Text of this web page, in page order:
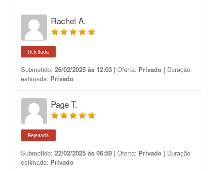
Rachel A.
Rejeitada
Submetido: 26/02/2025 às 12:03 | Oferta: Privado | Duração
estimada: Privado
Page T.
Rejeitada
Submetido: 22/02/2025 às 06:50 | Oferta: Privado | Duração
estimada: Privado